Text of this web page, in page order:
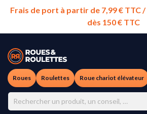
Frais de port à partir de 7,99 € TTC /
dès 150 € TTC
Roues Roulettes Roue chariot élévateur